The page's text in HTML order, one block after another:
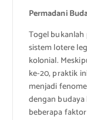
Permadani
Togel
sistem lotere
kolonial.
ke-20, praktik
menjadi
dengan
beberapa